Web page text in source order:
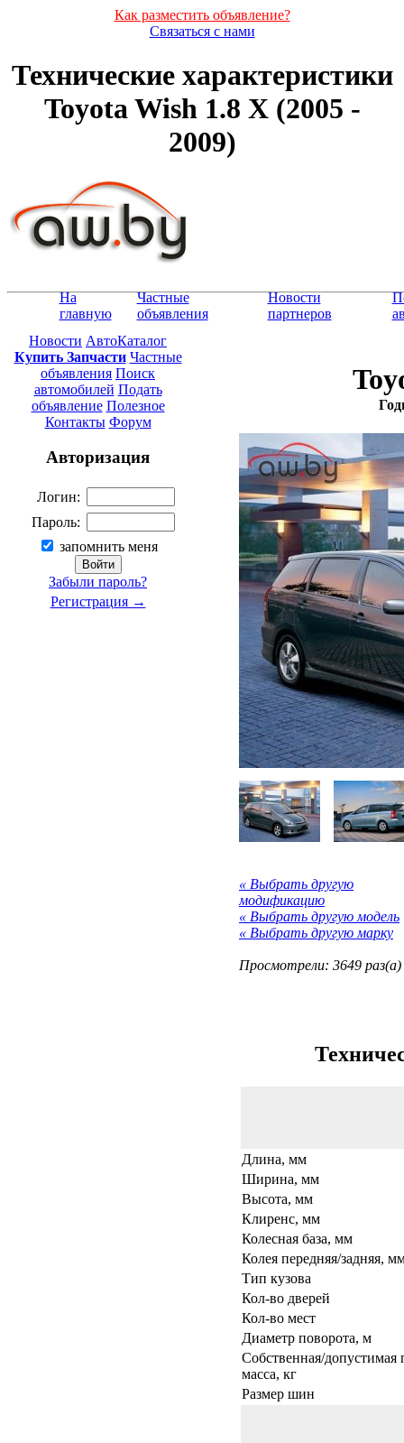
Как разместить объявление?
Связаться с нами
Технические характеристики
Toyota Wish 1.8 X (2005 -
2009)
На
главную
Частные
объявления
Новости
партнеров
Новости АвтоКаталог
Купить Запчасти Частные
объявления Поиск
автомобилей Подать
объявление Полезное
Контакты Форум
Авторизация
Логин:
Пароль:
запомнить меня
Забыли пароль?
Регистрация →
« Выбрать другую
модификацию
« Выбрать другую модель
« Выбрать другую марку
Просмотрели: 3649 раз(а)
Длина, мм
Ширина, мм
Высота, мм
Клиренс, мм
Колесная база, мм
Колея передняя/задняя,
Тип кузова
Кол-во дверей
Кол-во мест
Диаметр поворота, м
Собственная/допустимая
масса, кг
Размер шин